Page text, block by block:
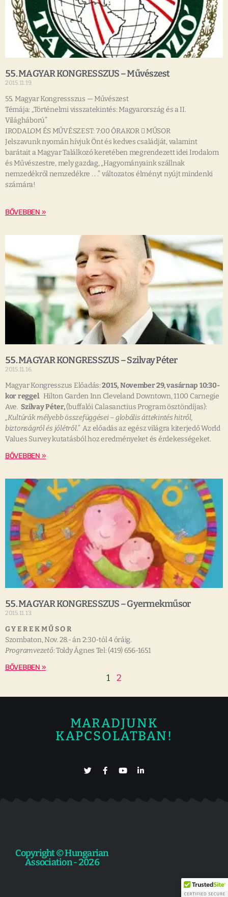
55. MAGYAR KONGRESSZUS – Művészest
2015.11.19.
55. Magyar Kongressszus — Művészest
Témája: „Történelmi visszatekintés: Magyarország és a II.
Világháború”
IRODALOM ÉS MŰVÉSZEST: 7:00 ÓRAKOR  MŰSOR
Jelszavunk nyomán hívjuk Önt és kedves családját, valamint
barátait a Magyar Találkozó keretében megrendezett idei Irodalom
és Művészestre, mely gazdag, „Hagyományaink szállnak
nemzedékről nemzedékre . . .” változatos élményt nyújt mindenki
számára!
BŐVEBBEN »
55. MAGYAR KONGRESSZUS – Szilvay Péter
2015.11.16.
Magyar Kongresszus Előadás:2015, November 29, vasárnap 10:30-
kor reggel. Hilton Garden Inn Cleveland Downtown, 1100 Carnegie
Ave.Szilvay Péter,(buffalói Calasanctius Program ösztöndíjas):
„Kultúrák mélyebb összefüggései – globális áttekintés hitről,
biztonságról és jólétről.”Az előadás az egész világra kiterjedő World
Values Survey kutatásból hoz eredményeket és érdekességeket.
BŐVEBBEN »
55. MAGYAR KONGRESSZUS – Gyermekműsor
2015.11.13.
G Y E R E K M Ű S O R
Szombaton, Nov. 28.- án 2:30-tól 4 óráig.
Programvezető: ToldyÁgnes Tel: (419) 656-1651
BŐVEBBEN »
1 2
MARADJUNK
KAPCSOLATBAN!
Copyright © Hungarian
Association - 2026